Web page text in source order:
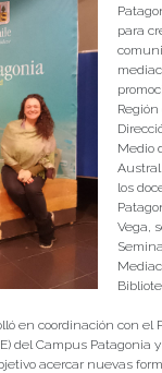
para
Medio
los
Vega,
en coordinación con el
del Campus Patagonia
acercar nuevas